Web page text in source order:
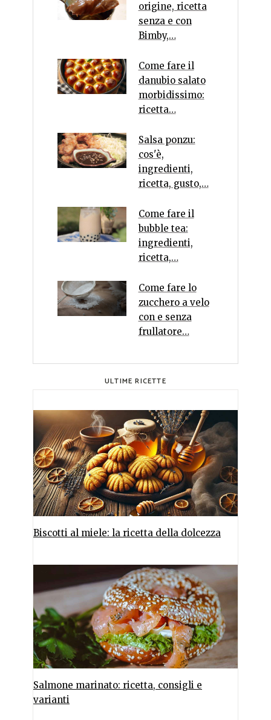
origine, ricetta
senza e con
Bimby,…
Come fare il
danubio salato
morbidissimo:
ricetta…
Salsa ponzu:
cos'è,
ingredienti,
ricetta, gusto,…
Come fare il
bubble tea:
ingredienti,
ricetta,…
Come fare lo
zucchero a velo
con e senza
frullatore…
ULTIME RICETTE
Biscotti al miele: la ricetta della dolcezza
Salmone marinato: ricetta, consigli e
varianti